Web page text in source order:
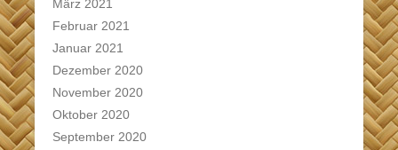
März 2021
Februar 2021
Januar 2021
Dezember 2020
November 2020
Oktober 2020
September 2020